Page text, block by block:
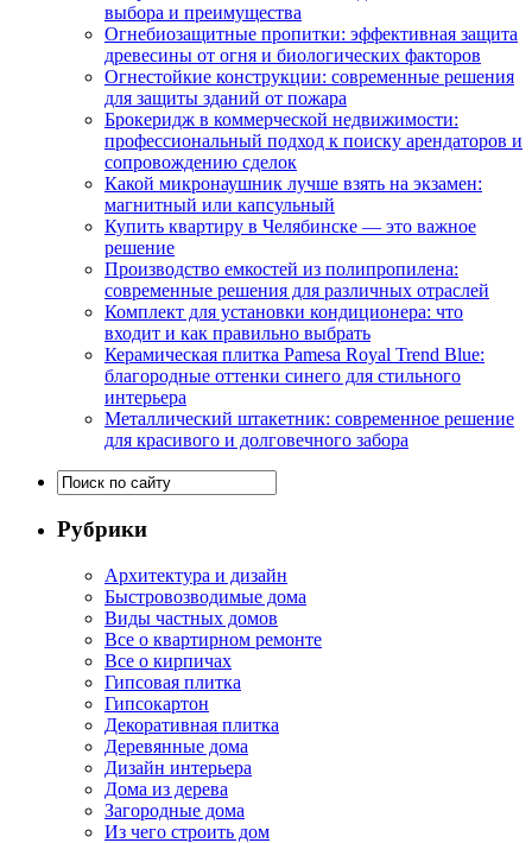
выбора и преимущества
Огнебиозащитные пропитки: эффективная защита
древесины от огня и биологических факторов
Огнестойкие конструкции: современные решения
для защиты зданий от пожара
Брокеридж в коммерческой недвижимости:
профессиональный подход к поиску арендаторов и
сопровождению сделок
Какой микронаушник лучше взять на экзамен:
магнитный или капсульный
Купить квартиру в Челябинске — это важное
решение
Производство емкостей из полипропилена:
современные решения для различных отраслей
Комплект для установки кондиционера: что
входит и как правильно выбрать
Керамическая плитка Pamesa Royal Trend Blue:
благородные оттенки синего для стильного
интерьера
Металлический штакетник: современное решение
для красивого и долговечного забора
Рубрики
Архитектура и дизайн
Быстровозводимые дома
Виды частных домов
Все о квартирном ремонте
Все о кирпичах
Гипсовая плитка
Гипсокартон
Декоративная плитка
Деревянные дома
Дизайн интерьера
Дома из дерева
Загородные дома
Из чего строить дом